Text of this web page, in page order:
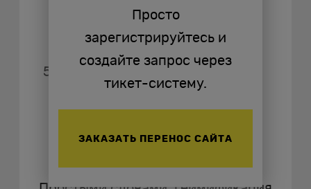
в более привлекательный
процесс.
производительность,
компании.
Просто
зарегистрируйтесь и
создайте запрос через
тикет-систему.
ЗАКАЗАТЬ ПЕРЕНОС САЙТА